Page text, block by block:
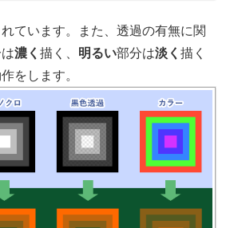
れています。また、透過の有無に関
濃く描く、 明るい部分は淡く描く
作をします。